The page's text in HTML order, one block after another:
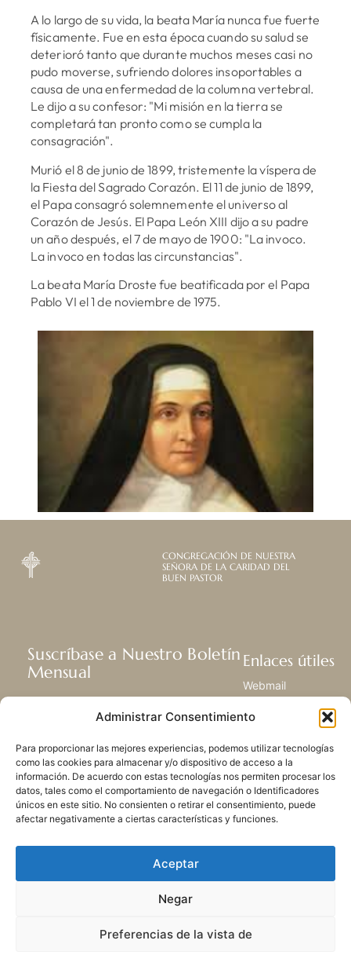
Administrar Consentimiento
Para proporcionar las mejores experiencias, podemos utilizar tecnologías
como las cookies para almacenar y/o dispositivo de acceso a la
información. De acuerdo con estas tecnologías nos permiten procesar los
datos, tales como el comportamiento de navegación o Identificadores
únicos en este sitio. No consienten o retirar el consentimiento, puede
afectar negativamente a ciertas características y funciones.
Aceptar
Negar
Preferencias de la vista de
A lo largo de su vida, la beata María nunca fue fuerte
físicamente. Fue en esta época cuando su salud se
deterioró tanto que durante muchos meses casi no
pudo moverse, sufriendo dolores insoportables a
causa de una enfermedad de la columna vertebral.
Le dijo a su confesor: "Mi misión en la tierra se
completará tan pronto como se cumpla la
consagración".
Murió el 8 de junio de 1899, tristemente la víspera de
la Fiesta del Sagrado Corazón. El 11 de junio de 1899,
el Papa consagró solemnemente el universo al
Corazón de Jesús. El Papa León XIII dijo a su padre
un año después, el 7 de mayo de 1900: "La invoco.
La invoco en todas las circunstancias".
La beata María Droste fue beatificada por el Papa
Pablo VI el 1 de noviembre de 1975.
CONGREGACIÓN DE NUESTRA
SEÑORA DE LA CARIDAD DEL
BUEN PASTOR
Suscríbase a Nuestro Boletín
Mensual
Recibir las últimas noticias acerca de
nuestra vida, la misión y ministerios de
SUSCRIBIRSE
Enlaces útiles
Webmail
Centro de Recursos
Mapa del sitio
POLÍTICA DE PRIVACIDADLAS COOKIES